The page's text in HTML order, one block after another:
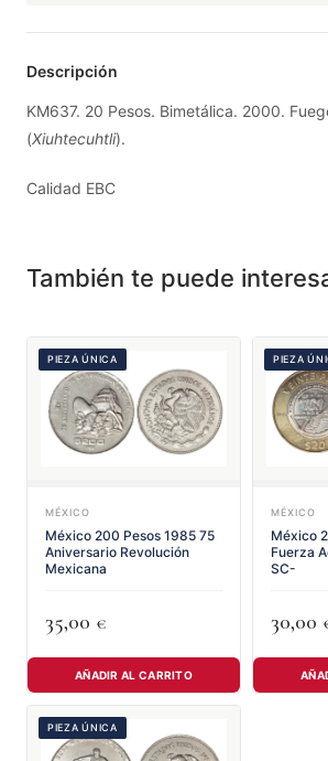
Descripción
KM637. 20 Pesos. Bimetálica. 2000.
(Xiuhtecuhtli).
Calidad EBC
También te puede
PIEZA ÚNICA
MÉXICO
México 200 Pesos 1985 75
Aniversario Revolución
Mexicana
35,00 €
AÑADIR AL CARRITO
PIEZA
MÉXICO
México
Fuerza
SC-
30,00
PIEZA ÚNICA